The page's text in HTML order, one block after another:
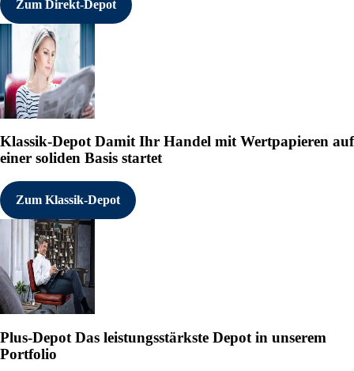
Zum Direkt-Depot
Klassik-DepotDamit Ihr Handel mit Wertpapieren auf
einer soliden Basis startet
Zum Klassik-Depot
Plus-Depot Das leistungsstärkste Depot in unserem
Portfolio